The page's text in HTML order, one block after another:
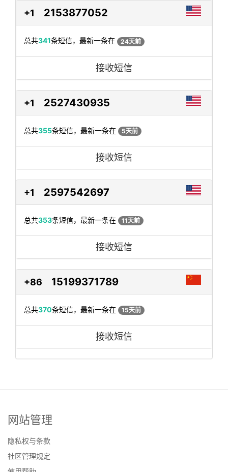
+1 2153877052
总共341条短信，最新一条在 24天前
接收短信
+1 2527430935
总共355条短信，最新一条在 5天前
接收短信
+1 2597542697
总共353条短信，最新一条在 11天前
接收短信
+86 15199371789
总共370条短信，最新一条在 15天前
接收短信
网站管理
隐私权与条款
社区管理规定